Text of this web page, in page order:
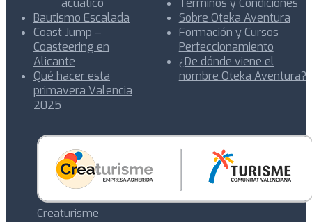
acuático
Bautismo Escalada
Coast Jump –
Coasteering en
Alicante
Qué hacer esta
primavera Valencia
2025
Términos y Condiciones
Sobre Oteka Aventura
Formación y Cursos
Perfeccionamiento
¿De dónde viene el
nombre Oteka Aventura?
Creaturisme